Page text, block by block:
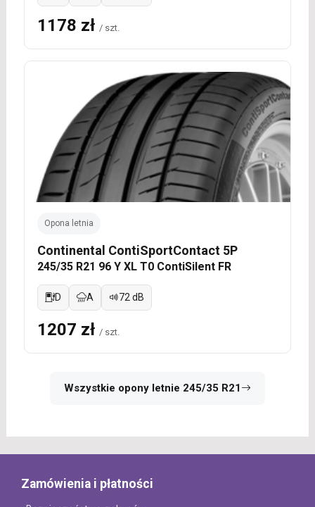
1178 zł / szt.
Opona letnia
Continental ContiSportContact 5P
245/35 R21 96 Y XL T0 ContiSilent FR
D A 72 dB
1207 zł / szt.
Wszystkie opony letnie 245/35 R21
Zamówienia i płatności